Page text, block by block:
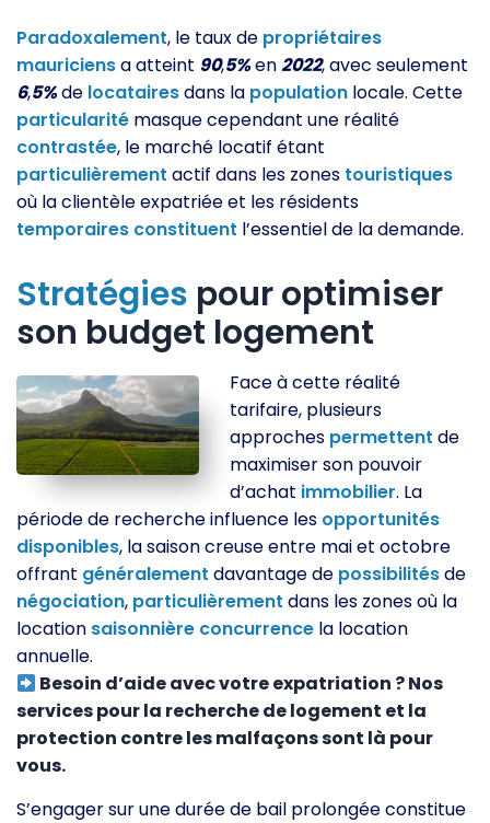
Paradoxalement, le taux de propriétaires
mauriciensa atteint 90,5%en2022, avec seulement
6,5%de locatairesdans la population locale. Cette
particularité masque cependant une réalité
contrastée, le marché locatif étant
particulièrement actif dans les zones touristiques
où la clientèle expatriée et les résidents
temporaires constituent l’essentiel de la demande.
Stratégies pour optimiser
son budget logement
Face à cette réalité
tarifaire, plusieurs
approches permettent de
maximiser son pouvoir
d’achat immobilier. La
période de recherche influence les opportunités
disponibles, la saison creuse entre mai et octobre
offrant généralement davantage de possibilitésde
négociation, particulièrement dans les zones où la
location saisonnière concurrence la location
annuelle.
Besoin d’aide avec votre expatriation ? Nos
services pour la recherche de logement et la
protection contre les malfaçons sont là pour
vous.
S’engager sur une durée de bail prolongée constitue